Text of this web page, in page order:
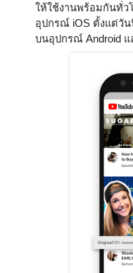
ให้ใช้งานพร้อมกันทั่ว
อุปกรณ์ iOS ตั้งแต่วัน
บนอุปกรณ์ Android แ